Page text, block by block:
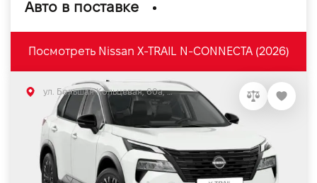
Авто в поставке
Посмотреть Nissan X-TRAIL N-CONNECTA (2026)
ул. Большая Кольцевая, 60а, Софиевская Борщаговка, Киевская обл.